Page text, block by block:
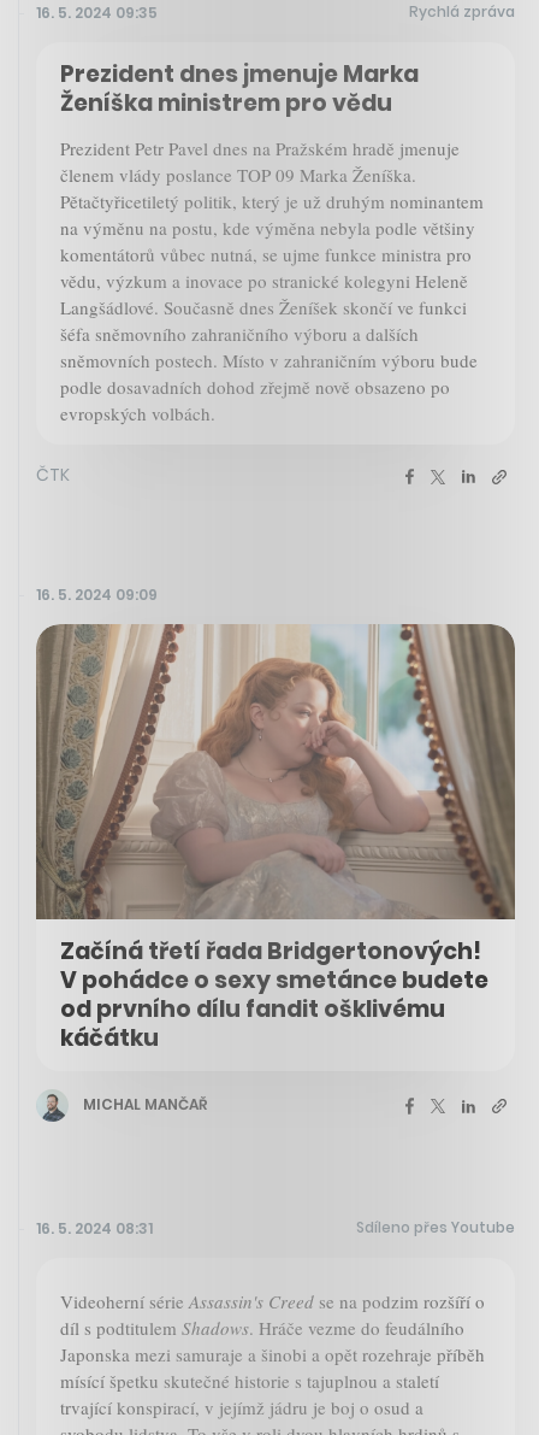
16. 5. 2024 09:35 Rychlá zpráva
Prezident dnes jmenuje Marka
Ženíška ministrem pro vědu
Prezident Petr Pavel dnes na Pražském hradě jmenuje
členem vlády poslance TOP 09 Marka Ženíška.
Pětačtyřicetiletý politik, který je už druhým nominantem
na výměnu na postu, kde výměna nebyla podle většiny
komentátorů vůbec nutná, se ujme funkce ministra pro
vědu, výzkum a inovace po stranické kolegyni Heleně
Langšádlové. Současně dnes Ženíšek skončí ve funkci
šéfa sněmovního zahraničního výboru a dalších
sněmovních postech. Místo v zahraničním výboru bude
podle dosavadních dohod zřejmě nově obsazeno po
evropských volbách.
ČTK
16. 5. 2024 09:09
Začíná třetí řada Bridgertonových!
V pohádce o sexy smetánce budete
od prvního dílu fandit ošklivému
káčátku
MICHAL MANČAŘ
16. 5. 2024 08:31 Sdíleno přes Youtube
Videoherní série Assassin's Creed se na podzim rozšíří o
díl s podtitulem Shadows. Hráče vezme do feudálního
Japonska mezi samuraje a šinobi a opět rozehraje příběh
mísící špetku skutečné historie s tajuplnou a staletí
trvající konspirací, v jejímž jádru je boj o osud a